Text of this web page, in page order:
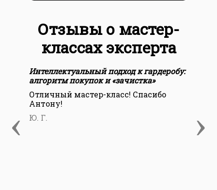
Отзывы о мастер-
классах эксперта
‹ ›
Интеллектуальный подход к гардеробу:
алгоритм покупок и «зачистка»
Отличный мастер-класс! Спасибо
Антону!
Ю. Г.